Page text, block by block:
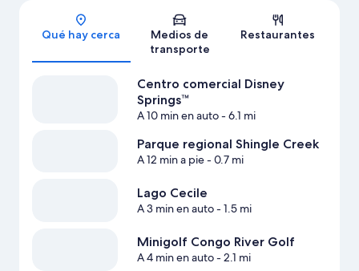
Sección del mapa
Qué hay cerca
Medios de
transporte
Restaurantes
Centro comercial Disney
Springs™
A 10 min en auto- 6.1 mi
Parque regional Shingle Creek
A 12 min a pie- 0.7 mi
Lago Cecile
A 3 min en auto- 1.5 mi
Minigolf Congo River Golf
A 4 min en auto- 2.1 mi